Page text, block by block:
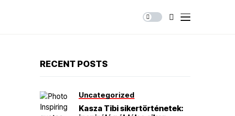
RECENT POSTS
Uncategorized
Kasza Tibi sikertörténetek: